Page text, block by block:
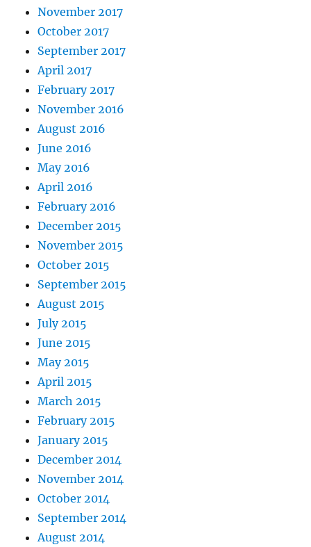
November 2017
October 2017
September 2017
April 2017
February 2017
November 2016
August 2016
June 2016
May 2016
April 2016
February 2016
December 2015
November 2015
October 2015
September 2015
August 2015
July 2015
June 2015
May 2015
April 2015
March 2015
February 2015
January 2015
December 2014
November 2014
October 2014
September 2014
August 2014